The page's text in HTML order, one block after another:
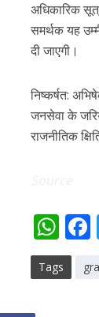
अधिकारिक
समर्थक यह
दी जाएगी।
निष्कर्षत:
जनसेवा के
राजनीतिक
W
h
at
Tags